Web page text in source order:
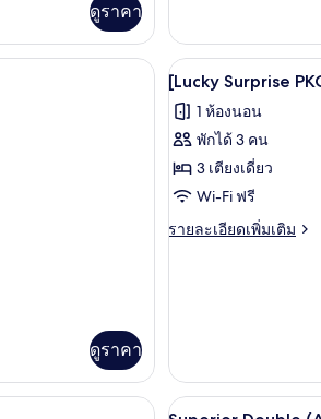
ดูราคา
Surprise
PKG]
Superior
Double
เป็ด, ตู้นิรภัยในห้องพัก, โต๊ะทำงาน, ผ้าม่านกันแสง
ดูราคา
เปิด
ภาพถ่าย
ทั้งหมด
ของ
[Lucky
Surprise
7
[Lucky Surprise
1 ห้องนอน
พักได้ 3 คน
3 เตียงเดี่ยว
Wi-Fi ฟรี
รายละเอียดเพิ่มเติม
ราย
Surprise
PKG]
Premier
เปิด